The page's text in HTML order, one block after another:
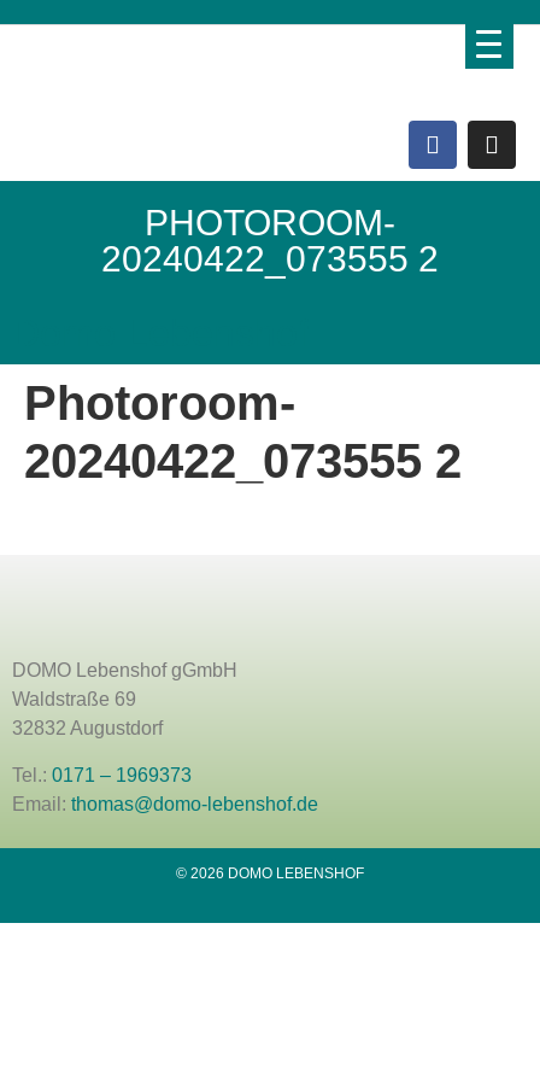
PHOTOROOM-
20240422_073555 2
Photoroom-
20240422_073555 2
DOMO Lebenshof gGmbH
Waldstraße 69
32832 Augustdorf
Tel.: 0171 – 1969373
Email: thomas@domo-lebenshof.de
© 2026 DOMO LEBENSHOF